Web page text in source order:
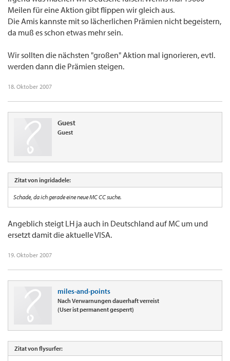
Meilen für eine Aktion gibt flippen wir gleich aus.
Die Amis kannste mit so lächerlichen Prämien nicht begeistern,
da muß es schon etwas mehr sein.
Wir sollten die nächsten "großen" Aktion mal ignorieren, evtl.
werden dann die Prämien steigen.
18. Oktober 2007
Guest
Guest
Zitat von ingridadele:
Schade, da ich gerade eine neue MC CC suche.
Angeblich steigt LH ja auch in Deutschland auf MC um und
ersetzt damit die aktuelle VISA.
19. Oktober 2007
miles-and-points
Nach Verwarnungen dauerhaft verreist
(User ist permanent gesperrt)
Zitat von flysurfer: